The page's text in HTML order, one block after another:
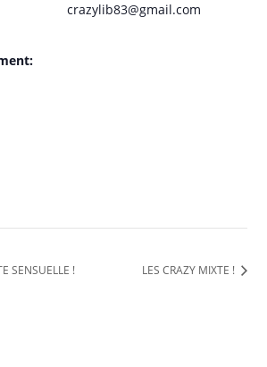
crazylib83@gmail.com
SENSUELLE ! LES CRAZY MIXTE !